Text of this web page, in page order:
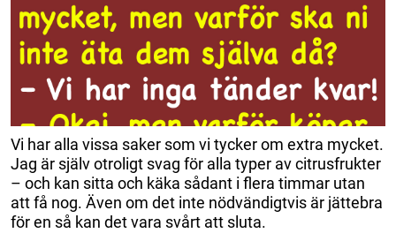
Vi har alla vissa saker som vi tycker om extra mycket.
Jag är själv otroligt svag för alla typer av citrusfrukter
– och kan sitta och käka sådant i flera timmar utan
att få nog. Även om det inte nödvändigtvis är jättebra
för en så kan det vara svårt att sluta.